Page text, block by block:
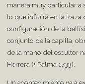
manera muy particular a
lo que influirá en la traza
configuración de la
conjunto de la capilla,
de la mano del escultor
Herrera (+ Palma 1733).